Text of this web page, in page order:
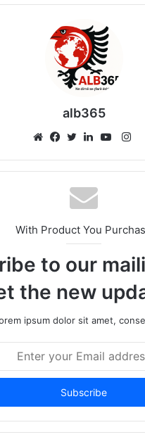
alb365
With Product You
to our
the new
ipsum dolor sit amet,